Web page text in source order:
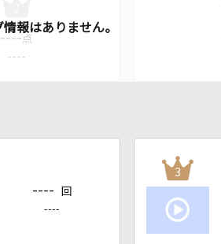
---- 点
----
---- 回
----
3